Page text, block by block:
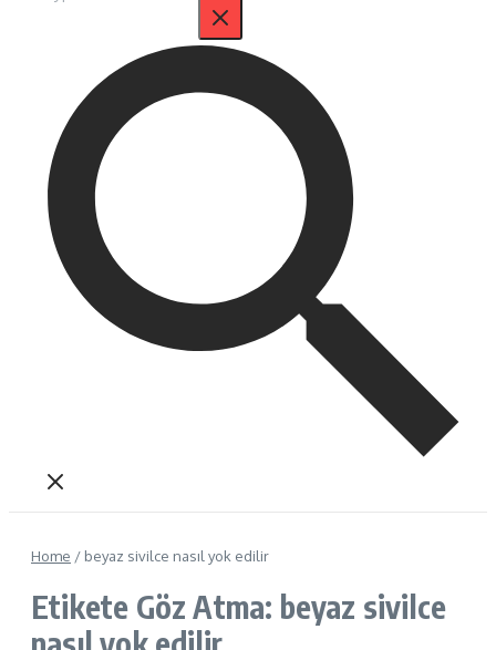
Home / beyaz sivilce nasıl yok edilir
Etikete Göz Atma: beyaz sivilce